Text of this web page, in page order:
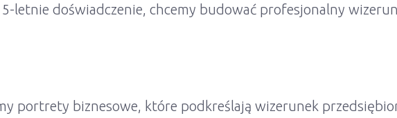
letnie doświadczenie, chcemy budować profesjonalny
portrety biznesowe, które podkreślają wizerunek